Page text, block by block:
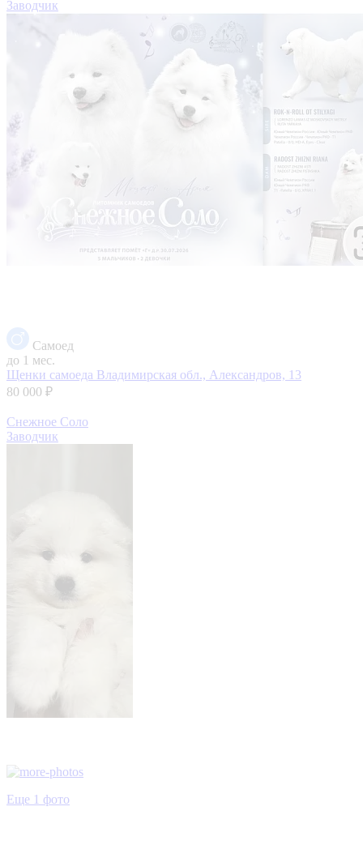
Заводчик
Самоед
до 1 мес.
Щенки самоеда Владимирская обл., Александров, 13
80 000 ₽
Снежное Соло
Заводчик
Еще 1 фото